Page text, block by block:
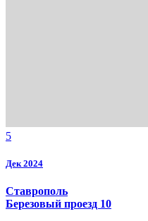
5
Дек 2024
Ставрополь
Березовый проезд 10